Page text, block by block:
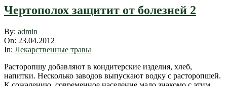
Чертополох защитит от болезней 2
2012-
04-
23
By: admin
On: 23.04.2012
In: Лекарственные травы
Расторопшу добавляют в кондитерские изделия, хлеб,
напитки. Несколько заводов выпускают водку с расторопшей.